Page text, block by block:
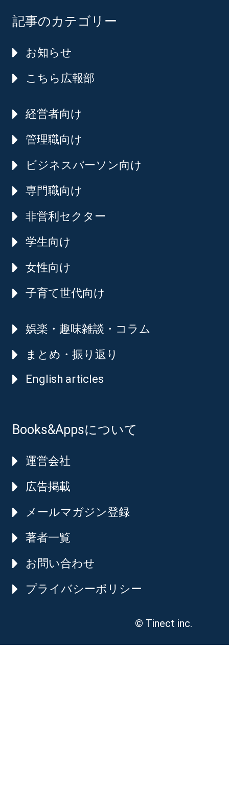
記事のカテゴリー
お知らせ
こちら広報部
経営者向け
管理職向け
ビジネスパーソン向け
専門職向け
非営利セクター
学生向け
女性向け
子育て世代向け
娯楽・趣味雑談・コラム
まとめ・振り返り
English articles
Books&Appsについて
運営会社
広告掲載
メールマガジン登録
著者一覧
お問い合わせ
プライバシーポリシー
© Tinect inc.